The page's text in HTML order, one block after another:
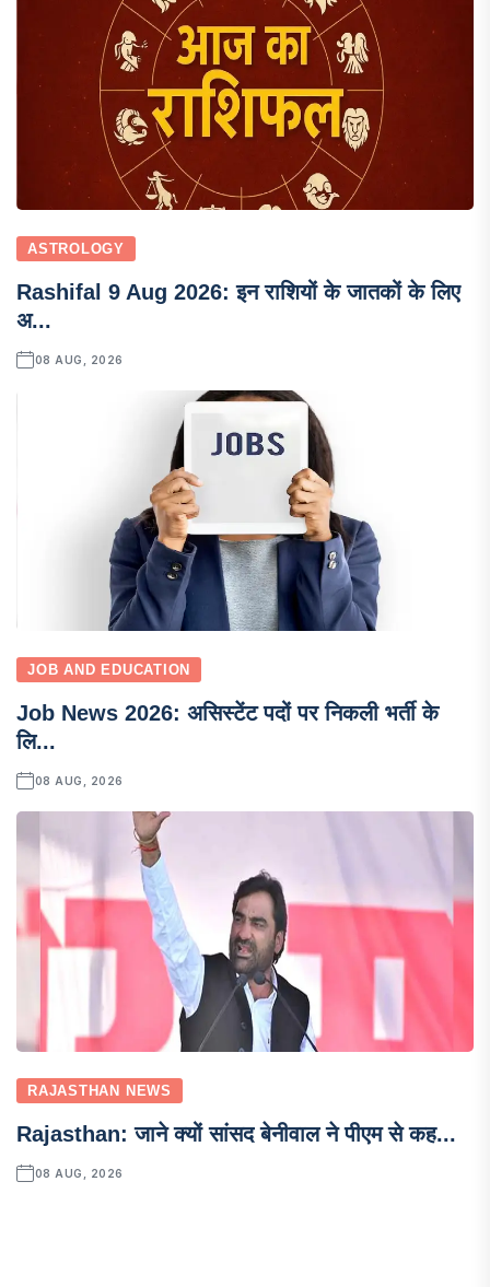
ASTROLOGY
Rashifal 9 Aug 2026: इन राशियों के जातकों के लिए
अ...
08 AUG, 2026
JOB AND EDUCATION
Job News 2026: असिस्टेंट पदों पर निकली भर्ती के
लि...
08 AUG, 2026
RAJASTHAN NEWS
Rajasthan: जाने क्यों सांसद बेनीवाल ने पीएम से कह...
08 AUG, 2026